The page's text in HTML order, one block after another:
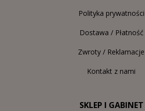
Polityka prywatności
Dostawa / Płatność
Zwroty / Reklamacje
Kontakt z nami
SKLEP I GABINET